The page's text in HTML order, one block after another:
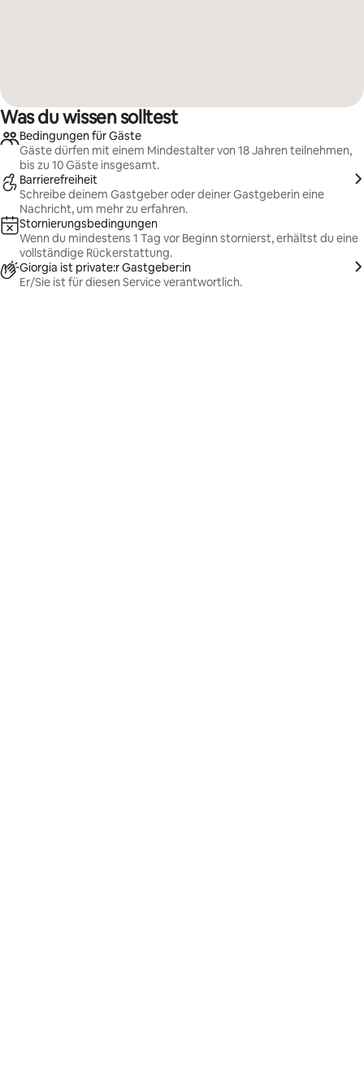
Was du wissen solltest
Bedingungen für Gäste
Gäste dürfen mit einem Mindestalter von 18 Jahren teilnehmen,
bis zu 10 Gäste insgesamt.
Barrierefreiheit
Schreibe deinem Gastgeber oder deiner Gastgeberin eine
Nachricht, um mehr zu erfahren.
Stornierungsbedingungen
Wenn du mindestens 1 Tag vor Beginn stornierst, erhältst du eine
vollständige Rückerstattung.
Giorgia ist private:r Gastgeber:in
Er/Sie ist für diesen Service verantwortlich.